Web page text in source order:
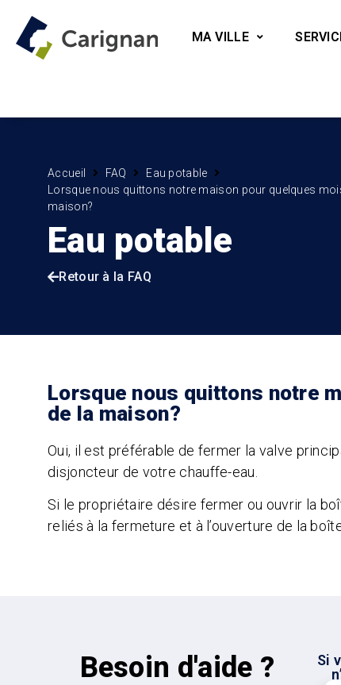
MA VILLE
Accueil FAQ
Eau potable
Lorsque nous quittons notre maison pour quelques
maison?
Eau potable
Retour à la FAQ
Lorsque nous quittons notre
de la maison?
Oui, il est préférable de fermer la valve
disjoncteur de votre chauffe-eau.
Si le propriétaire désire fermer ou ouvrir la
reliés à la fermeture et à l’ouverture de la
Besoin d'aide ?
Si